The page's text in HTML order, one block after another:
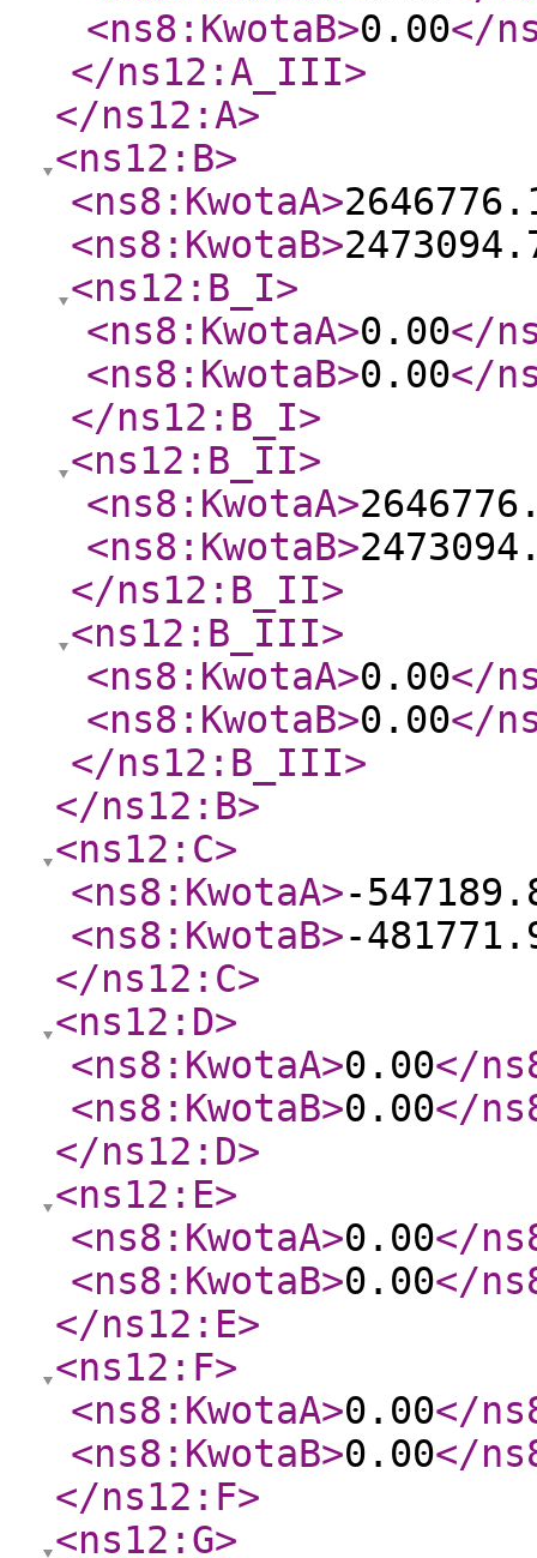
<ns8:KwotaB>0.00</
</ns12:A_III>
</ns12:A>
<ns12:B>
<ns8:KwotaA>
<ns8:KwotaB>
<ns12:B_I>
<ns8:KwotaA>0.00</
<ns8:KwotaB>0.00</
</ns12:B_I>
<ns12:B_II>
<ns8:KwotaA>
<ns8:KwotaB>
</ns12:B_II>
<ns12:B_III>
<ns8:KwotaA>0.00</
<ns8:KwotaB>0.00</
</ns12:B_III>
</ns12:B>
<ns12:C>
<ns8:KwotaA>-
<ns8:KwotaB>-
</ns12:C>
<ns12:D>
<ns8:KwotaA>0.00</
<ns8:KwotaB>0.00</
</ns12:D>
<ns12:E>
<ns8:KwotaA>0.00</
<ns8:KwotaB>0.00</
</ns12:E>
<ns12:F>
<ns8:KwotaA>0.00</
<ns8:KwotaB>0.00</
</ns12:F>
<ns12:G>